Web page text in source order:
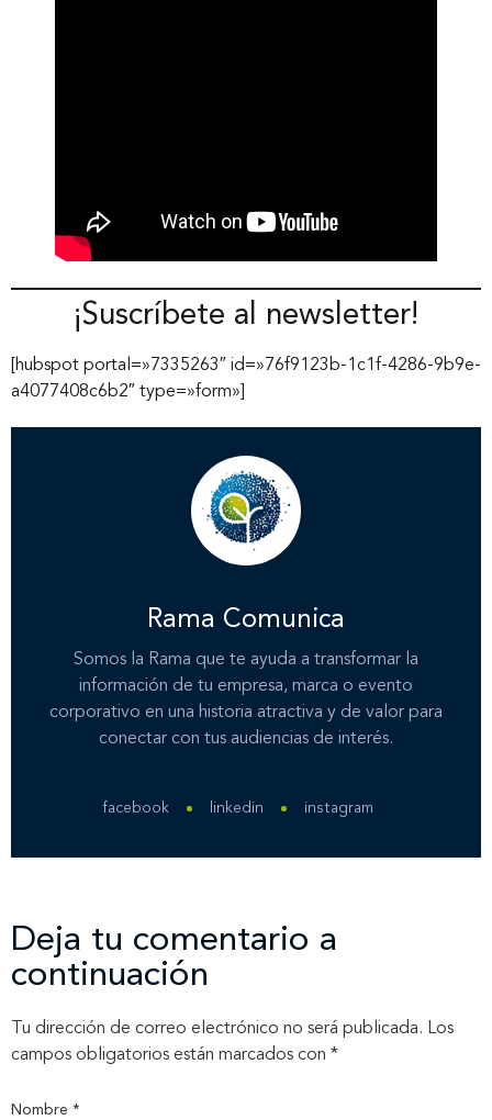
¡Suscríbete al newsletter!
[hubspot portal=»7335263″ id=»76f9123b-1c1f-4286-9b9e-
a4077408c6b2″ type=»form»]
Rama Comunica
Somos la Rama que te ayuda a transformar la
información de tu empresa, marca o evento
corporativo en una historia atractiva y de valor para
conectar con tus audiencias de interés.
facebook linkedin instagram
Deja tu comentario a
continuación
Tu dirección de correo electrónico no será publicada. Los
campos obligatorios están marcados con *
Nombre *